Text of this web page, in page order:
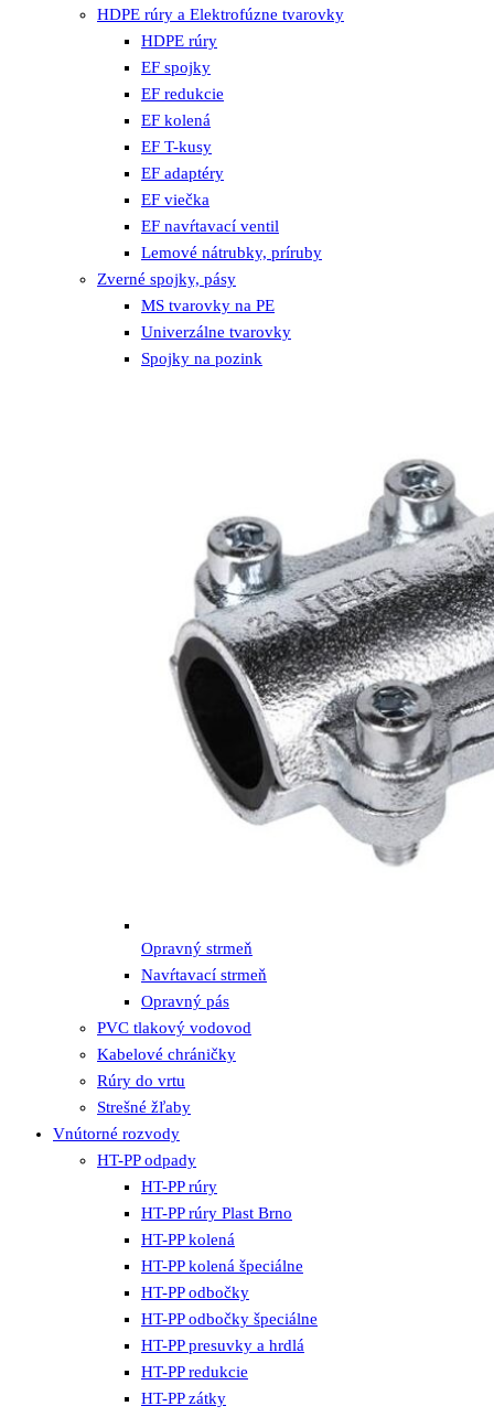
HDPE rúry a Elektrofúzne tvarovky
HDPE rúry
EF spojky
EF redukcie
EF kolená
EF T-kusy
EF adaptéry
EF viečka
EF navŕtavací ventil
Lemové nátrubky, príruby
Zverné spojky, pásy
MS tvarovky na PE
Univerzálne tvarovky
Spojky na pozink
Opravný strmeň
Navŕtavací strmeň
Opravný pás
PVC tlakový vodovod
Kabelové chráničky
Rúry do vrtu
Strešné žľaby
Vnútorné rozvody
HT-PP odpady
HT-PP rúry
HT-PP rúry Plast Brno
HT-PP kolená
HT-PP kolená špeciálne
HT-PP odbočky
HT-PP odbočky špeciálne
HT-PP presuvky a hrdlá
HT-PP redukcie
HT-PP zátky